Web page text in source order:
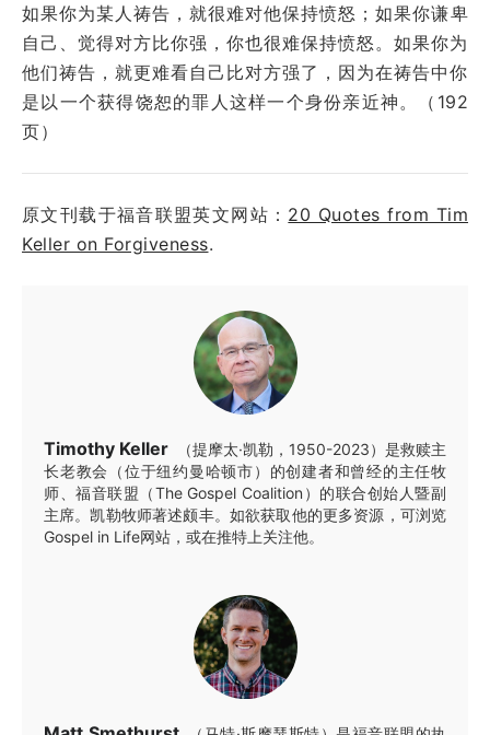
如果你为某人祷告，就很难对他保持愤怒；如果你谦卑
自己、觉得对方比你强，你也很难保持愤怒。如果你为
他们祷告，就更难看自己比对方强了，因为在祷告中你
是以一个获得饶恕的罪人这样一个身份亲近神。（192
页）
原文刊载于福音联盟英文网站： 20 Quotes from Tim
Keller on Forgiveness.
Timothy Keller
（提摩太·凯勒，1950-2023）是救赎主
长老教会（位于纽约曼哈顿市）的创建者和曾经的主任牧
师、福音联盟（The Gospel Coalition）的联合创始人暨副
主席。凯勒牧师著述颇丰。如欲获取他的更多资源，可浏览
Gospel in Life网站，或在推特上关注他。